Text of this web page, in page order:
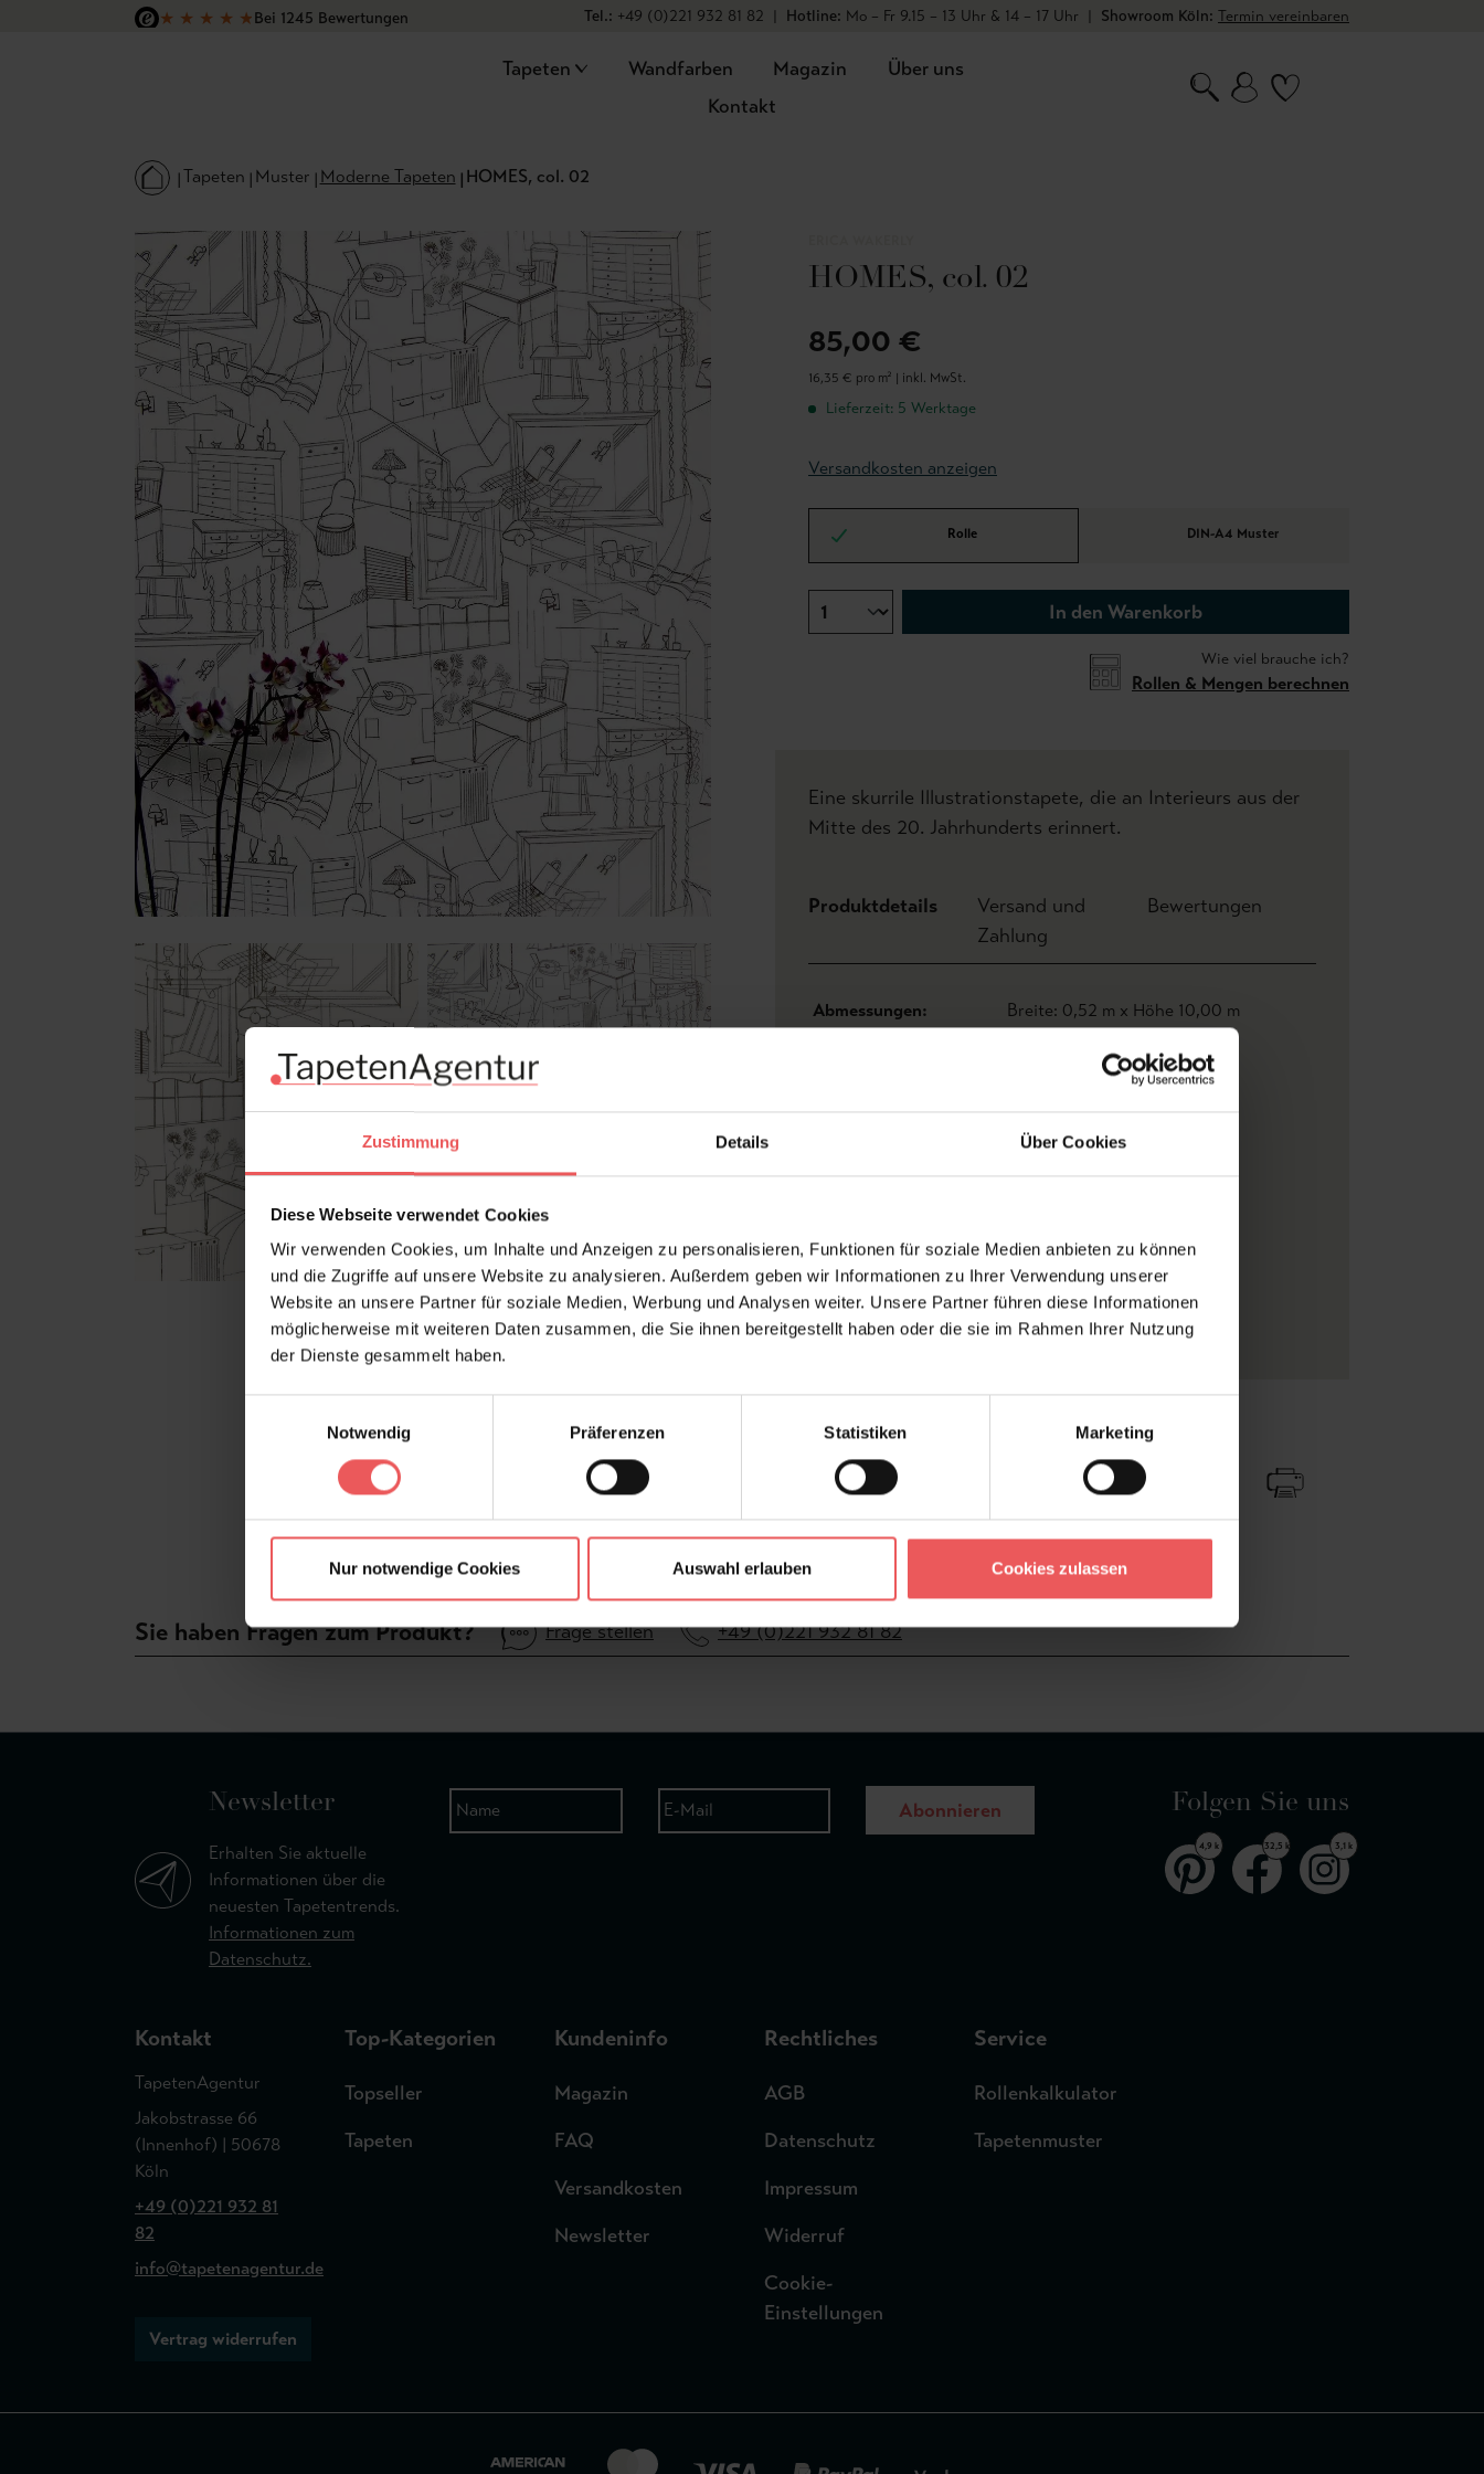
Zustimmung Details Über Cookies
Diese Webseite verwendet Cookies
Wir verwenden Cookies, um Inhalte und Anzeigen zu personalisieren, Funktionen für soziale Medien anbieten zu können
und die Zugriffe auf unsere Website zu analysieren. Außerdem geben wir Informationen zu Ihrer Verwendung unserer
Website an unsere Partner für soziale Medien, Werbung und Analysen weiter. Unsere Partner führen diese Informationen
möglicherweise mit weiteren Daten zusammen, die Sie ihnen bereitgestellt haben oder die sie im Rahmen Ihrer Nutzung
der Dienste gesammelt haben.
Notwendig
Präferenzen Statistiken Marketing
Nur notwendige Cookies Auswahl erlauben Cookies zulassen
Hauptinhalt springen
Zur Suche springen
Zur Hauptnavigation springen
★ ★ ★ ★ ★Bei 1245 Bewertungen
Tel.: +49 (0)221 932 81 82 | Hotline: Mo – Fr 9.15 – 13 Uhr & 14 – 17 Uhr | Showroom Köln: Termin vereinbaren
Tapeten Wandfarben Magazin
Über uns
Kontakt
Tapeten Muster Moderne Tapeten HOMES, col. 02
HOMES, col. 02
85,00 €
16,35 € pro m² | inkl. MwSt.
Lieferzeit: 5 Werktage
Versandkosten anzeigen
Rolle DIN-A4 Muster
In den Warenkorb
Wie viel brauche ich?
Rollen & Mengen berechnen
Eine skurrile Illustrationstapete, die an Interieurs aus der
Mitte des 20. Jahrhunderts erinnert.
Produktdetails
Versand und
Zahlung
Bewertungen
Abmessungen:
Breite: 0,52 m x Höhe 10,00 m
Erica Wakerly
Design:
Collage, Möbel
Braun, Creme
Material:
Papier
Stil:
1920er Jahre , Retro Muster
Trägermaterial:
Papier
Zu Favoriten
Sie haben Fragen zum Produkt? Frage stellen +49 (0)221 932 81 82
Newsletter
Erhalten Sie aktuelle
Informationen über die
neuesten Tapetentrends.
Informationen zum
Datenschutz.
Abonnieren Folgen Sie uns
4,9 k 32,5 k 3,1 k
Kontakt
TapetenAgentur
Jakobstrasse 66
(Innenhof) | 50678
Köln
+49 (0)221 932 81
82
info@tapetenagentur.de
Vertrag widerrufen
Top-Kategorien
Topseller
Tapeten
Kundeninfo
Magazin
FAQ
Versandkosten
Newsletter
Rechtliches
AGB
Datenschutz
Impressum
Widerruf
Cookie-
Einstellungen
Service
Rollenkalkulator
Tapetenmuster